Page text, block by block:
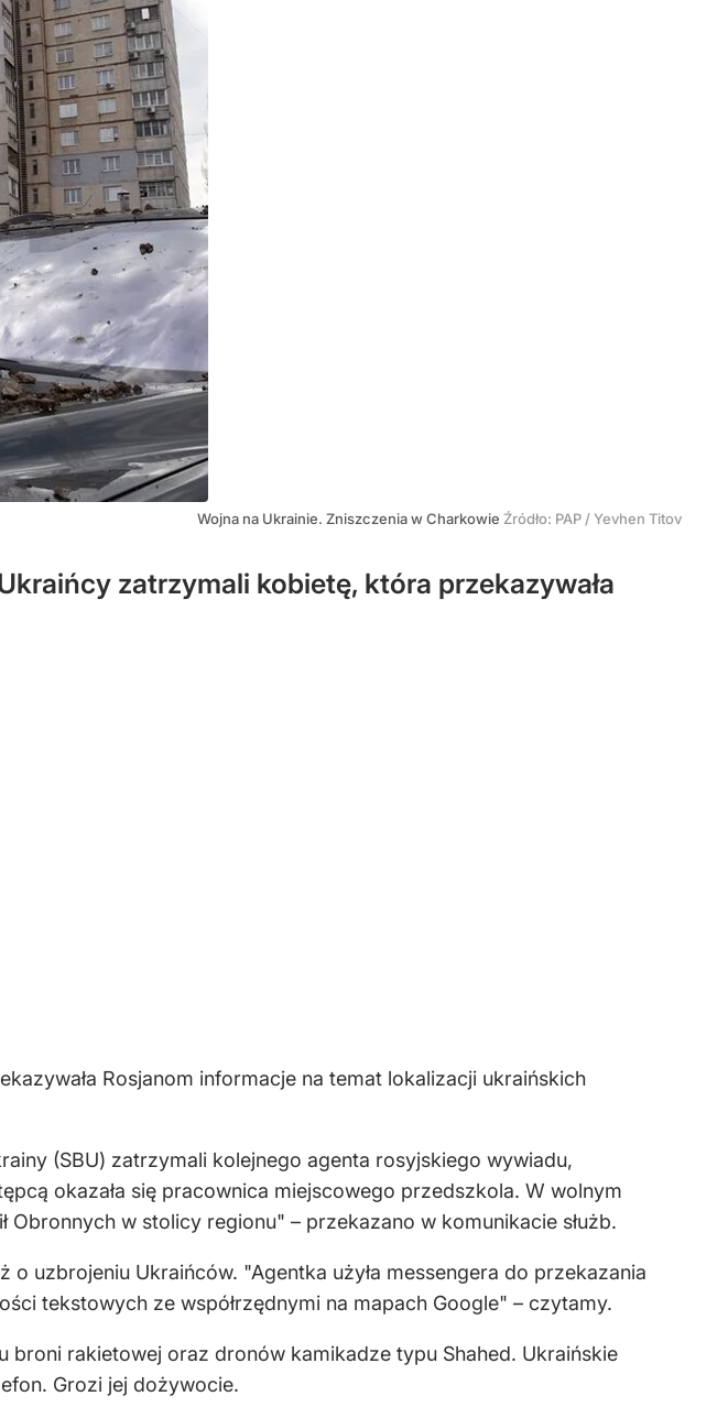
Wojna na Ukrainie. Zniszczenia w Charkowie Źródło: PAP /Yevhen Titov
zatrzymali kobietę, która przekazywała
Rosjanom informacje na temat lokalizacji ukraińskich
(SBU) zatrzymali kolejnego agenta rosyjskiego wywiadu,
okazała się pracownica miejscowego przedszkola. W wolnym
Obronnych w stolicy regionu" – przekazano w komunikacie służb.
uzbrojeniu Ukraińców. "Agentka użyła messengera do przekazania
tekstowych ze współrzędnymi na mapach Google" – czytamy.
rakietowej oraz dronów kamikadze typu Shahed. Ukraińskie
Grozi jej dożywocie.